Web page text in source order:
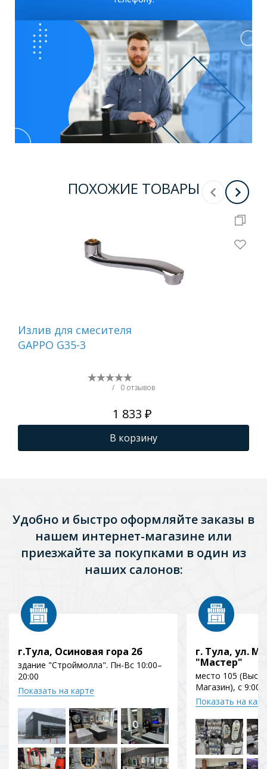
ПОХОЖИЕ ТОВАРЫ
Излив для смесителя
GAPPO G35-3
/ 0 отзывов
1 833 ₽
В корзину
Удобно и быстро оформляйте заказы в
нашем интернет-магазине или
приезжайте за покупками в один из
наших салонов:
г.Тула, Осиновая гора 2б
здание "Строймолла". Пн-Вс 10:00–
20:00
Показать на карте
г. Тула, ул.
"Мастер"
место 105
Магазин), с 9:00
Показать на